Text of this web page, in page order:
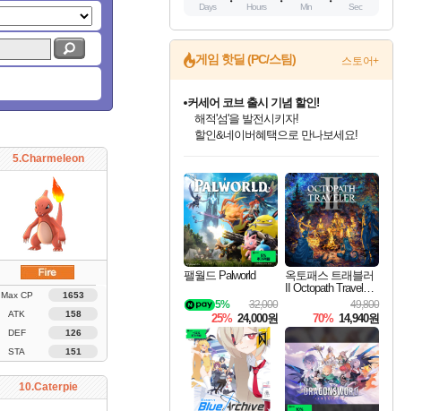
5.Charmeleon
Max CP
1653
ATK
158
DEF
126
STA
151
10.Caterpie
Days Hours Min Sec
게임 핫딜 (PC/스팀) 스토어+
최대 90% 할인가를 만나보세요!
네이버혜택과 함께 만나보세요!
50%할인&추가 적립까지!
네이버 포인트 혜택까지!
이니&베니 혜택까지!
네이버 혜택가와 함께 예약하세요!
커세어 코브 출시 기념 할인!
해적'섬'을 발전시키자!
할인&네이버혜택으로 만나보세요!
네이버페이 혜택과 만나보세요!
40주년 프로모션으로 만나보세요!
할인가에 만나보세요!
일부 에디션 상시 할인!
혜택으로 예약 판매 중
편안하게 충전하세요
팰월드 Palworld
32,000
5%
25% 24,000원
옥토패스 트래블러
II Octopath Traveler I
49,800
70% 14,940원